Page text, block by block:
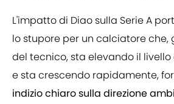
L'impatto di Diao sulla Serie A
lo stupore per un calciatore che,
del tecnico, sta elevando il
e sta crescendo rapidamente,
indizio chiaro sulla direzione